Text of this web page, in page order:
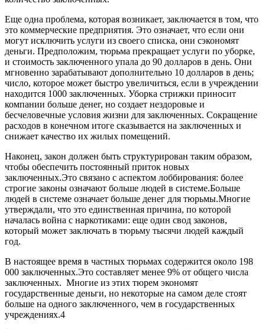
Еще одна проблема, которая возникает, заключается в том, что
это коммерческие предприятия. Это означает, что если они
могут исключить услуги из своего списка, они сэкономят
деньги. Предположим, тюрьма прекращает услуги по уборке,
и стоимость заключенного упала до 90 долларов в день. Они
мгновенно зарабатывают дополнительно 10 долларов в день;
число, которое может быстро увеличиться, если в учреждении
находится 1000 заключенных. Уборка стрижки приносит
компании больше денег, но создает нездоровые и
бесчеловечные условия жизни для заключенных. Сокращение
расходов в конечном итоге сказывается на заключенных и
снижает качество их жилых помещений.
Наконец, закон должен быть структурирован таким образом,
чтобы обеспечить постоянный приток новых
заключенных.Это связано с аспектом лоббирования: более
строгие законы означают больше людей в системе.Больше
людей в системе означает больше денег для тюрьмы.Многие
утверждали, что это единственная причина, по которой
началась война с наркотиками: еще один свод законов,
который может заключать в тюрьму тысячи людей каждый
год.
В настоящее время в частных тюрьмах содержится около 198
000 заключенных.Это составляет менее 9% от общего числа
заключенных. Многие из этих тюрем экономят
государственные деньги, но некоторые на самом деле стоят
больше на одного заключенного, чем в государственных
учреждениях.4